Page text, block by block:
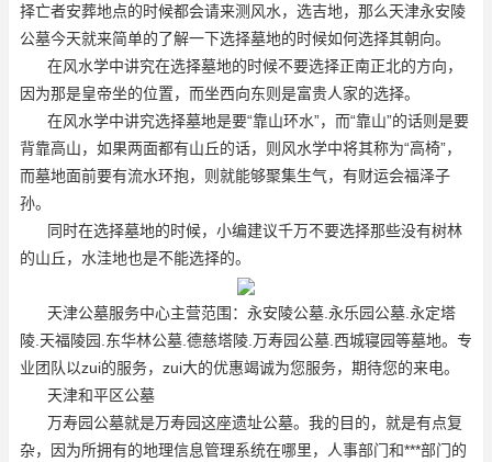
择亡者安葬地点的时候都会请来测风水，选吉地，那么天津永安陵
公墓今天就来简单的了解一下选择墓地的时候如何选择其朝向。
在风水学中讲究在选择墓地的时候不要选择正南正北的方向，
因为那是皇帝坐的位置，而坐西向东则是富贵人家的选择。
在风水学中讲究选择墓地是要“靠山环水”，而“靠山”的话则是要
背靠高山，如果两面都有山丘的话，则风水学中将其称为“高椅”，
而墓地面前要有流水环抱，则就能够聚集生气，有财运会福泽子
孙。
同时在选择墓地的时候，小编建议千万不要选择那些没有树林
的山丘，水洼地也是不能选择的。
天津公墓服务中心主营范围：永安陵公墓.永乐园公墓.永定塔
陵.天福陵园.东华林公墓.德慈塔陵.万寿园公墓.西城寝园等墓地。专
业团队以zui的服务，zui大的优惠竭诚为您服务，期待您的来电。
天津和平区公墓
万寿园公墓就是万寿园这座遗址公墓。我的目的，就是有点复
杂，因为所拥有的地理信息管理系统在哪里，人事部门和***部门的